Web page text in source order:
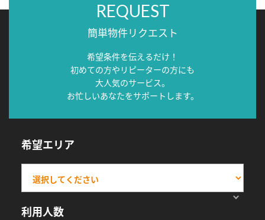
REQUEST
簡単物件リクエスト
希望条件を伝えるだけ！
初めての方やリピーターの方にも
大人気のサービス。
お忙しいあなたをサポートします。
希望エリア
利用人数